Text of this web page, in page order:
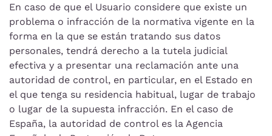
En caso de que el Usuario considere que existe un
problema o infracción de la normativa vigente en la
forma en la que se están tratando sus datos
personales, tendrá derecho a la tutela judicial
efectiva y a presentar una reclamación ante una
autoridad de control, en particular, en el Estado en
el que tenga su residencia habitual, lugar de trabajo
o lugar de la supuesta infracción. En el caso de
España, la autoridad de control es la Agencia